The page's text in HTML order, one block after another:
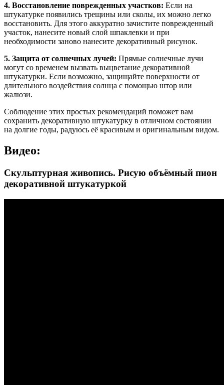
4. Восстановление поврежденных участков: Если на
штукатурке появились трещины или сколы, их можно легко
восстановить. Для этого аккуратно зачистите поврежденный
участок, нанесите новый слой шпаклевки и при
необходимости заново нанесите декоративный рисунок.
5. Защита от солнечных лучей: Прямые солнечные лучи
могут со временем вызвать выцветание декоративной
штукатурки. Если возможно, защищайте поверхности от
длительного воздействия солнца с помощью штор или
жалюзи.
Соблюдение этих простых рекомендаций поможет вам
сохранить декоративную штукатурку в отличном состоянии
на долгие годы, радуюсь её красивым и оригинальным видом.
Видео:
Скульптурная живопись. Рисую объёмный пион
декоративной штукатуркой